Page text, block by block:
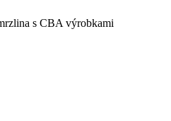
s CBA výrobkami